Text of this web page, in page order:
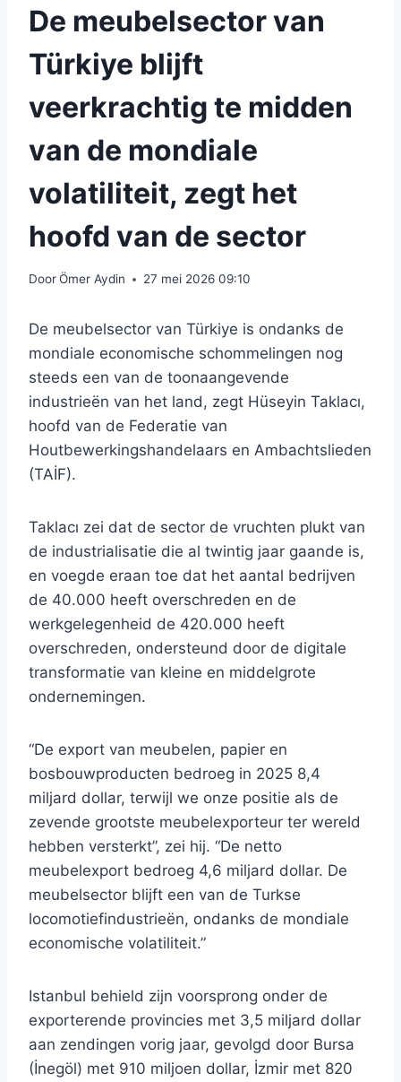
De meubelsector van
Türkiye blijft
veerkrachtig te midden
van de mondiale
volatiliteit, zegt het
hoofd van de sector
DoorÖmer Aydin 27 mei 2026 09:10
De meubelsector van Türkiye is ondanks de
mondiale economische schommelingen nog
steeds een van de toonaangevende
industrieën van het land, zegt Hüseyin Taklacı,
hoofd van de Federatie van
Houtbewerkingshandelaars en Ambachtslieden
(TAİF).
Taklacı zei dat de sector de vruchten plukt van
de industrialisatie die al twintig jaar gaande is,
en voegde eraan toe dat het aantal bedrijven
de 40.000 heeft overschreden en de
werkgelegenheid de 420.000 heeft
overschreden, ondersteund door de digitale
transformatie van kleine en middelgrote
ondernemingen.
“De export van meubelen, papier en
bosbouwproducten bedroeg in 2025 8,4
miljard dollar, terwijl we onze positie als de
zevende grootste meubelexporteur ter wereld
hebben versterkt”, zei hij. “De netto
meubelexport bedroeg 4,6 miljard dollar. De
meubelsector blijft een van de Turkse
locomotiefindustrieën, ondanks de mondiale
economische volatiliteit.”
Istanbul behield zijn voorsprong onder de
exporterende provincies met 3,5 miljard dollar
aan zendingen vorig jaar, gevolgd door Bursa
(İnegöl) met 910 miljoen dollar, İzmir met 820